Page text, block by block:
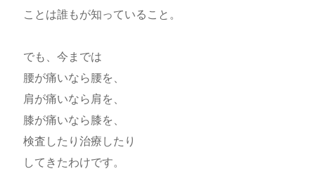
ことは誰もが知っていること。
でも、今までは
腰が痛いなら腰を、
肩が痛いなら肩を、
膝が痛いなら膝を、
検査したり治療したり
してきたわけです。